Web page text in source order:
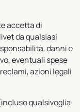
accetta di
da qualsiasi
danni e
eventuali spese
azioni legali
qualsivoglia